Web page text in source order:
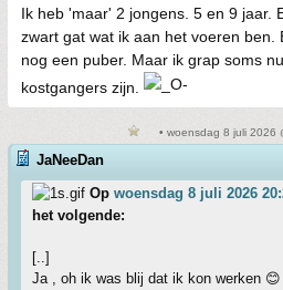
Ik heb 'maar' 2 jongens. 5 en 9 jaar.
zwart gat wat ik aan het voeren ben.
nog een puber. Maar ik grap soms
kostgangers zijn.
• woensdag 8 juli 2026
JaNeeDan
Op woensdag 8 juli 2026
het volgende:
[..]
Ja , oh ik was blij dat ik kon werken